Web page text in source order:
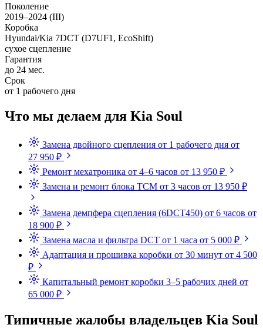
Поколение
2019–2024 (III)
Коробка
Hyundai/Kia 7DCT (D7UF1, EcoShift)
сухое сцепление
Гарантия
до 24 мес.
Срок
от 1 рабочего дня
Что мы делаем для Kia Soul
Замена двойного сцепления от 1 рабочего дня от
27 950 ₽
Ремонт мехатроника от 4–6 часов от 13 950 ₽
Замена и ремонт блока TCM от 3 часов от 13 950 ₽
Замена демпфера сцепления (6DCT450) от 6 часов от
18 900 ₽
Замена масла и фильтра DCT от 1 часа от 5 000 ₽
Адаптация и прошивка коробки от 30 минут от 4 500
₽
Капитальный ремонт коробки 3–5 рабочих дней от
65 000 ₽
Типичные жалобы владельцев Kia Soul